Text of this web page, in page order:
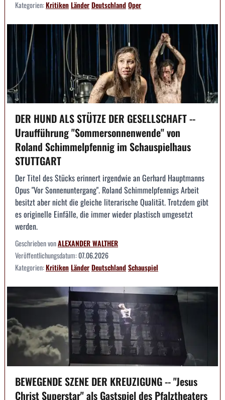
Kategorien:KritikenLänderDeutschlandOper
DER HUND ALS STÜTZE DER GESELLSCHAFT --
Uraufführung "Sommersonnenwende" von
Roland Schimmelpfennig im Schauspielhaus
STUTTGART
Der Titel des Stücks erinnert irgendwie an Gerhard Hauptmanns
Opus "Vor Sonnenuntergang". Roland Schimmelpfennigs Arbeit
besitzt aber nicht die gleiche literarische Qualität. Trotzdem gibt
es originelle Einfälle, die immer wieder plastisch umgesetzt
werden.
Geschrieben vonALEXANDER WALTHER
Veröffentlichungsdatum:07.06.2026
Kategorien:KritikenLänderDeutschlandSchauspiel
BEWEGENDE SZENE DER KREUZIGUNG -- "Jesus
Christ Superstar" als Gastspiel des Pfalztheaters